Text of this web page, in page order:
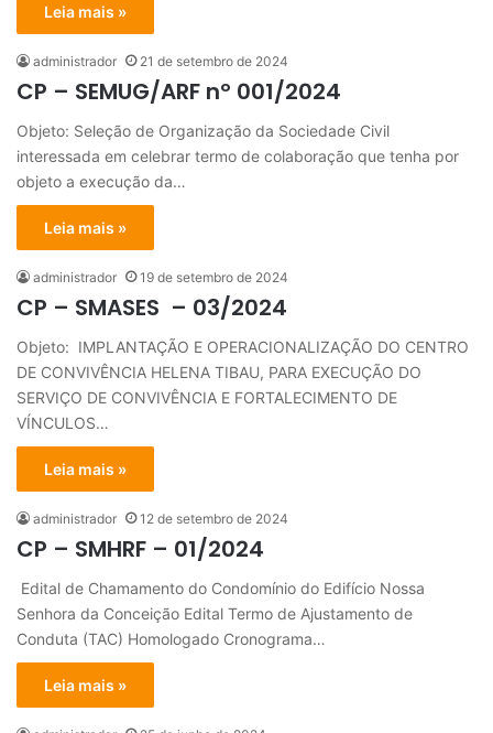
Leia mais »
administrador 21 de setembro de 2024
CP – SEMUG/ARF nº 001/2024
Objeto: Seleção de Organização da Sociedade Civil
interessada em celebrar termo de colaboração que tenha por
objeto a execução da…
Leia mais »
administrador 19 de setembro de 2024
CP – SMASES – 03/2024
Objeto: IMPLANTAÇÃO E OPERACIONALIZAÇÃO DO CENTRO
DE CONVIVÊNCIA HELENA TIBAU, PARA EXECUÇÃO DO
SERVIÇO DE CONVIVÊNCIA E FORTALECIMENTO DE
VÍNCULOS…
Leia mais »
administrador 12 de setembro de 2024
CP – SMHRF – 01/2024
Edital de Chamamento do Condomínio do Edifício Nossa
Senhora da Conceição Edital Termo de Ajustamento de
Conduta (TAC) Homologado Cronograma…
Leia mais »